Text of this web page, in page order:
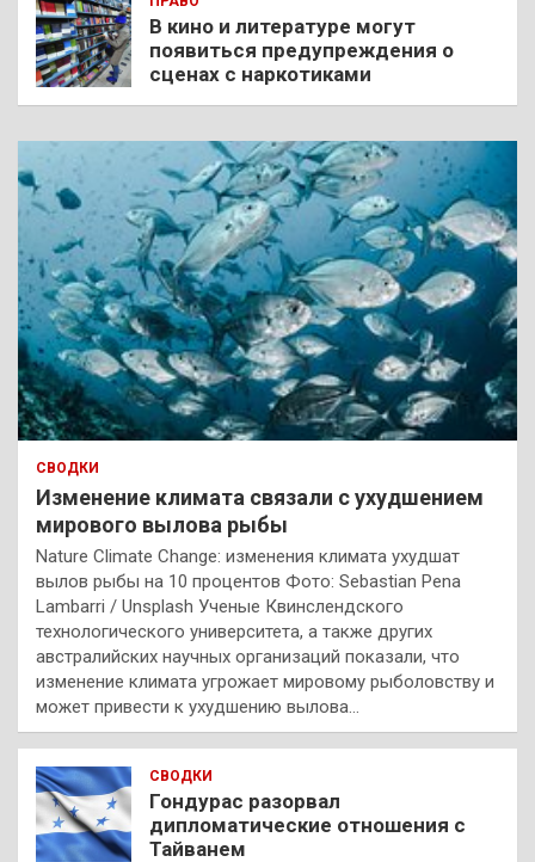
В кино и литературе могут
появиться предупреждения о
сценах с наркотиками
СВОДКИ
Изменение климата связали с ухудшением
мирового вылова рыбы
Nature Climate Change: изменения климата ухудшат
вылов рыбы на 10 процентов Фото: Sebastian Pena
Lambarri / Unsplash Ученые Квинслендского
технологического университета, а также других
австралийских научных организаций показали, что
изменение климата угрожает мировому рыболовству и
может привести к ухудшению вылова…
СВОДКИ
Гондурас разорвал
дипломатические отношения с
Тайванем